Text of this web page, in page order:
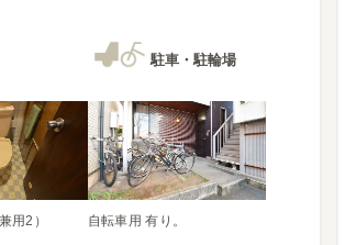
駐車・駐輪場
自転車用 有り。